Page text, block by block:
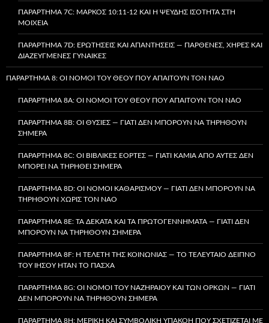
ΠΑΡΆΡΤΗΜΑ 7C: ΜΆΡΚΟΣ 10:11-12 ΚΑΙ Η ΨΕΥΔΉΣ ΙΣΌΤΗΤΑ ΣΤΗ
ΜΟΙΧΕΊΑ
ΠΑΡΆΡΤΗΜΑ 7D: ΕΡΩΤΉΣΕΙΣ ΚΑΙ ΑΠΑΝΤΉΣΕΙΣ — ΠΑΡΘΈΝΕΣ, ΧΉΡΕΣ ΚΑΙ
ΔΙΑΖΕΥΓΜΈΝΕΣ ΓΥΝΑΊΚΕΣ
ΠΑΡΆΡΤΗΜΑ 8: ΟΙ ΝΌΜΟΙ ΤΟΥ ΘΕΟΎ ΠΟΥ ΑΠΑΙΤΟΎΝ ΤΟΝ ΝΑΌ
ΠΑΡΆΡΤΗΜΑ 8A: ΟΙ ΝΌΜΟΙ ΤΟΥ ΘΕΟΎ ΠΟΥ ΑΠΑΙΤΟΎΝ ΤΟΝ ΝΑΌ
ΠΑΡΆΡΤΗΜΑ 8B: ΟΙ ΘΥΣΊΕΣ — ΓΙΑΤΊ ΔΕΝ ΜΠΟΡΟΎΝ ΝΑ ΤΗΡΗΘΟΎΝ
ΣΉΜΕΡΑ
ΠΑΡΆΡΤΗΜΑ 8C: ΟΙ ΒΙΒΛΙΚΈΣ ΕΟΡΤΈΣ — ΓΙΑΤΊ ΚΑΜΊΑ ΑΠΌ ΑΥΤΈΣ ΔΕΝ
ΜΠΟΡΕΊ ΝΑ ΤΗΡΗΘΕΊ ΣΉΜΕΡΑ
ΠΑΡΆΡΤΗΜΑ 8D: ΟΙ ΝΌΜΟΙ ΚΑΘΑΡΙΣΜΟΎ — ΓΙΑΤΊ ΔΕΝ ΜΠΟΡΟΎΝ ΝΑ
ΤΗΡΗΘΟΎΝ ΧΩΡΊΣ ΤΟΝ ΝΑΌ
ΠΑΡΆΡΤΗΜΑ 8E: ΤΑ ΔΈΚΑΤΑ ΚΑΙ ΤΑ ΠΡΩΤΟΓΕΝΝΉΜΑΤΑ — ΓΙΑΤΊ ΔΕΝ
ΜΠΟΡΟΎΝ ΝΑ ΤΗΡΗΘΟΎΝ ΣΉΜΕΡΑ
ΠΑΡΆΡΤΗΜΑ 8F: Η ΤΕΛΕΤΉ ΤΗΣ ΚΟΙΝΩΝΊΑΣ — ΤΟ ΤΕΛΕΥΤΑΊΟ ΔΕΊΠΝΟ
ΤΟΥ ΙΗΣΟΎ ΉΤΑΝ ΤΟ ΠΆΣΧΑ
ΠΑΡΆΡΤΗΜΑ 8G: ΟΙ ΝΌΜΟΙ ΤΟΥ ΝΑΖΗΡΑΊΟΥ ΚΑΙ ΤΩΝ ΌΡΚΩΝ — ΓΙΑΤΊ
ΔΕΝ ΜΠΟΡΟΎΝ ΝΑ ΤΗΡΗΘΟΎΝ ΣΉΜΕΡΑ
ΠΑΡΆΡΤΗΜΑ 8H: ΜΕΡΙΚΉ ΚΑΙ ΣΥΜΒΟΛΙΚΉ ΥΠΑΚΟΉ ΠΟΥ ΣΧΕΤΊΖΕΤΑΙ ΜΕ